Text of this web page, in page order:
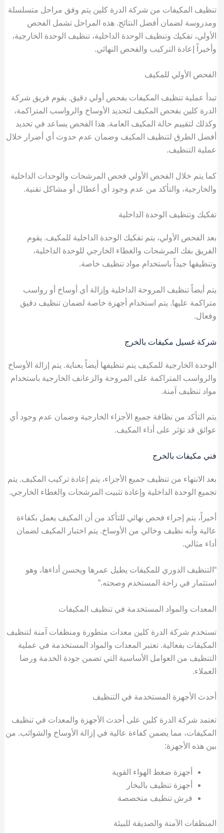
تنظيف المكيفات من شركة الدرة كلين يتم وفق مراحل متسلسلة
ومدروسة لضمان أفضل النتائج. هذه المراحل تشمل الفحص
الأولي، تفكيك وتنظيف الوحدة الداخلية، تنظيف الوحدة الخارجية،
وأخيراً إعادة التركيب والفحص النهائي.
الفحص الأولي للمكيف
تبدأ عملية تنظيف المكيفات بفحص أولي دقيق. يقوم فريق شركة
الدرة كلين بفحص المكيف لتحديد الأوساخ والرواسب المتراكمة،
وكذلك لتقييم حالة المكيف العامة. هذا الفحص يساعد في تحديد
أفضل الطرق لتنظيف المكيف وضمان عدم حدوث أي أضرار خلال
عملية التنظيف.
كما يتم خلال الفحص الأولي فحص المرشحات والوحدات الداخلية
والخارجية، والتأكد من عدم وجود أي أعطال أو مشاكل تقنية.
تفكيك وتنظيف الوحدة الداخلية
بعد الفحص الأولي، يتم تفكيك الوحدة الداخلية للمكيف. يقوم
الفريق بفك المرشحات والغطاء الخارجي للوحدة الداخلية،
وتنظيفها جيداً باستخدام مواد تنظيف خاصة.
يتم أيضاً تنظيف المروحة الداخلية وإزالة أي أوساخ أو رواسب
متراكمة عليها. يتم استخدام أجهزة خاصة لضمان تنظيف دقيق
وفعال.
شركة غسيل مكيفات بالخرج
الوحدة الخارجية للمكيف يتم تنظيفها أيضاً بعناية. يتم إزالة الأوساخ
والرواسب المتراكمة على المروحة والزعانف الخارجية باستخدام
مواد تنظيف آمنة.
يتم التأكد من نظافة جميع الأجزاء الخارجية وضمان عدم وجود أي
عوائق قد تؤثر على أداء المكيف.
فني مكيفات بالخرج
بعد الانتهاء من تنظيف جميع الأجزاء، يتم إعادة تركيب المكيف. يتم
تجميع الوحدة الداخلية وإعادة تثبيت المرشحات والغطاء الخارجي.
أخيراً، يتم إجراء فحص نهائي للتأكد من أن المكيف يعمل بكفاءة
عالية وأنه نظيف وخالي من الأوساخ. يتم اختبار المكيف لضمان
أداء مثالي.
“التنظيف الدوري للمكيفات يطيل عمرها ويحسن أداءها، وهو
استثمار في راحة المستخدم وصحته.”
المعدات والمواد المستخدمة في تنظيف المكيفات
تستخدم شركة الدرة كلين معدات متطورة ومنظفات آمنة لتنظيف
المكيفات بفعالية. تعتبر المعدات والمواد المستخدمة في عملية
التنظيف من العوامل الأساسية التي تضمن جودة الخدمة ورضا
العملاء.
أحدث الأجهزة المستخدمة في التنظيف
تعتمد شركة الدرة كلين على أحدث الأجهزة والمعدات في تنظيف
المكيفات، مما يضمن كفاءة عالية في إزالة الأوساخ والشوائب. من
بين هذه الأجهزة:
أجهزة ضغط الهواء القوية
أجهزة تنظيف بالبخار
فرش تنظيف متخصصة
المنظفات الآمنة والصديقة للبيئة